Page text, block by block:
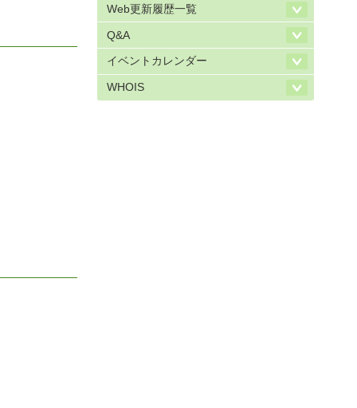
Web更新履歴一覧
Q&A
イベントカレンダー
WHOIS